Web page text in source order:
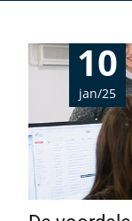
10
jan/25